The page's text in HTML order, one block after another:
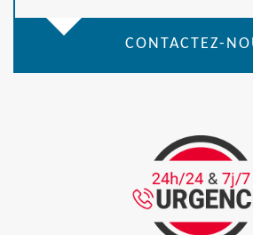
CONTACTEZ-